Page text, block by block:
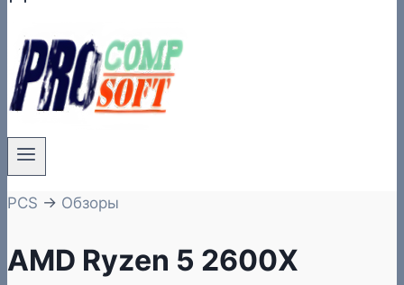
PCS → Обзоры
AMD Ryzen 5 2600X